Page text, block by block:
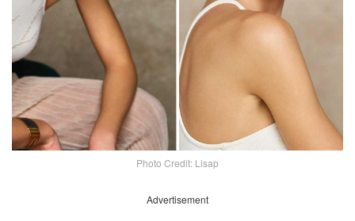
Photo Credit: Lisap
Advertisement